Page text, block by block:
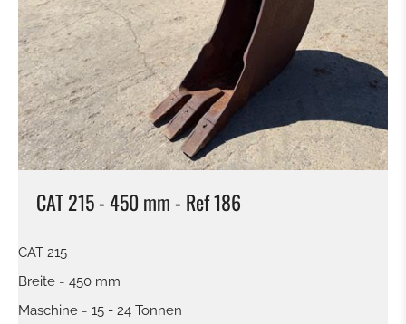
CAT 215 - 450 mm - Ref 186
CAT 215
Breite = 450 mm
Maschine = 15 - 24 Tonnen